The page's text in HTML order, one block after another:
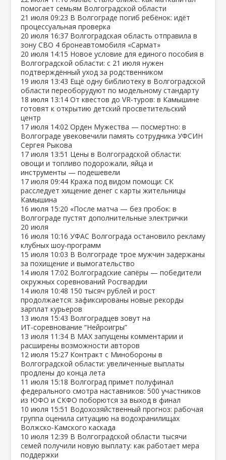
помогает семьям Волгоградской области
21 июля 09:23 В Волгограде погиб ребёнок: идёт
процессуальная проверка
20 июля 16:37 Волгоградская область отправила в
зону СВО 4 бронеавтомобиля «Сармат»
20 июля 14:15 Новое условие для единого пособия в
Волгоградской области: с 21 июля нужен
подтверждённый уход за родственником
19 июля 13:43 Ещё одну библиотеку в Волгоградской
области переоборудуют по модельному стандарту
18 июля 13:14 От квестов до VR‑туров: в Камышине
готовят к открытию детский просветительский
центр
17 июля 14:02 Орден Мужества — посмертно: в
Волгограде увековечили память сотрудника УФСИН
Сергея Рыкова
17 июля 13:51 Цены в Волгоградской области:
овощи и топливо подорожали, яйца и
инструменты — подешевели
17 июля 09:44 Кража под видом помощи: СК
расследует хищение денег с карты жительницы
Камышина
16 июля 15:20 «После матча — без пробок: в
Волгограде пустят дополнительные электрички
20 июля
16 июля 10:16 УФАС Волгограда остановило рекламу
клубных шоу‑программ
15 июля 10:03 В Волгограде трое мужчин задержаны
за похищение и вымогательство
14 июля 17:02 Волгоградские сапёры — победители
окружных соревнований Росгвардии
14 июля 10:48 150 тысяч рублей и рост
продолжается: зафиксированы новые рекорды
зарплат курьеров
13 июля 15:43 Волгоградцев зовут на
ИТ‑соревнование “Нейроигры”
13 июля 11:34 В МАХ запущены комментарии и
расширены возможности авторов
12 июля 15:27 Контракт с Минобороны в
Волгоградской области: увеличенные выплаты
продлены до конца лета
11 июля 15:18 Волгоград примет полуфинал
федерального смотра наставников: 500 участников
из ЮФО и СКФО поборются за выход в финал
10 июля 15:51 Водохозяйственный прогноз: рабочая
группа оценила ситуацию на водохранилищах
Волжско‑Камского каскада
10 июля 12:39 В Волгоградской области тысячи
семей получили новую выплату: как работает мера
поддержки